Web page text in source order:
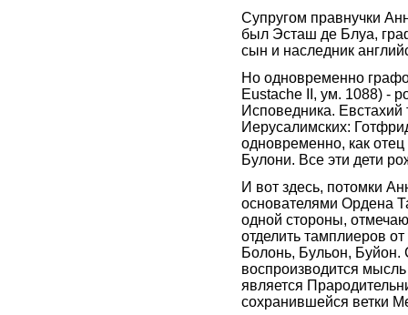
Супругом правнучки
был Эсташ де Блуа,
сын и наследник
Но одновременно
Eustache II, ум. 1088) -
Исповедника. Евстахий
Иерусалимских:
одновременно, как
Булони. Все эти дети
И вот здесь, потомки
основателями Ордена
одной стороны,
отделить тамплиеров
Болонь, Бульон,
воспроизводится
является
сохранившейся ветки